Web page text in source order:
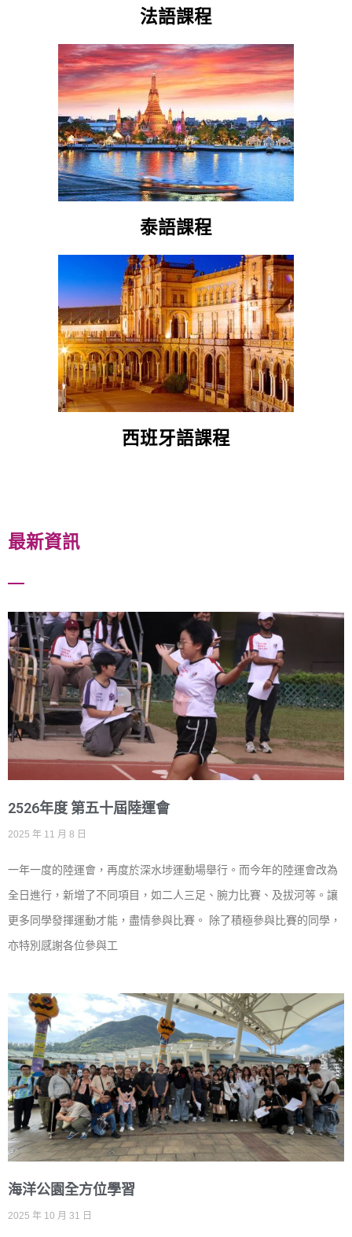
法語課程
泰語課程
西班牙語課程
最新資訊
2526年度 第五十屆陸運會
2025 年 11 月 8 日
一年一度的陸運會，再度於深水埗運動場舉行。而今年的陸運會改為
全日進行，新增了不同項目，如二人三足、腕力比賽、及拔河等。讓
更多同學發揮運動才能，盡情參與比賽。 除了積極參與比賽的同學，
亦特別感謝各位參與工
海洋公園全方位學習
2025 年 10 月 31 日